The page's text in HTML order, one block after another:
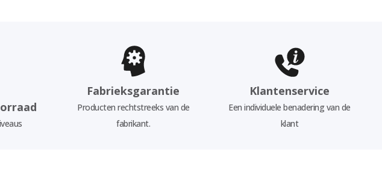
Fabrieksgarantie
Producten rechtstreeks van de
fabrikant.
Klantenservice
Een individuele benadering van de
klant